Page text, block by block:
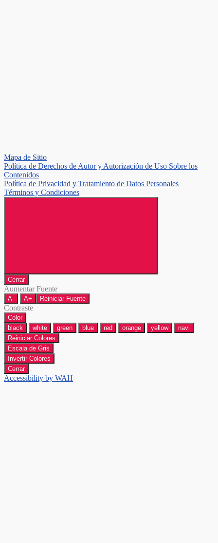
Mapa de Sitio
Política de Derechos de Autor y Autorización de Uso Sobre los
Contenidos
Política de Privacidad y Tratamiento de Datos Personales
Términos y Condiciones
Cerrar
Aumentar Fuente
A- A+ Reiniciar Fuente
Contraste
Color
black
white green blue red orange yellow
navi
Reiniciar Colores
Escala de Gris
Invertir Colores
Cerrar
Accessibility by WAH